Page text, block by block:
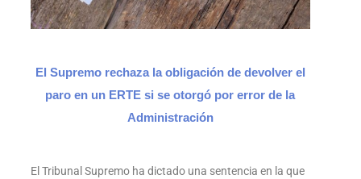
El Supremo rechaza la obligación de devolver el
paro en un ERTE si se otorgó por error de la
Administración
El Tribunal Supremo ha dictado una sentencia en la que